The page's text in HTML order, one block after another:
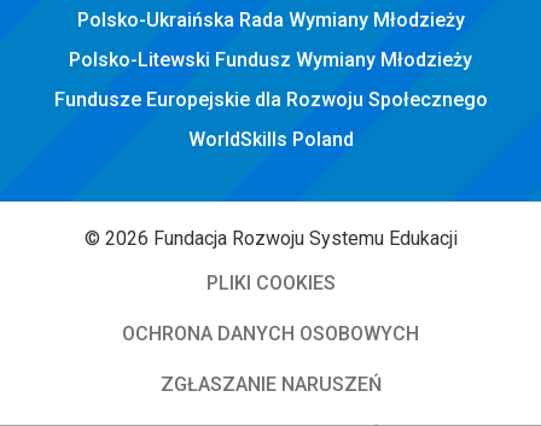
Polsko-Ukraińska Rada Wymiany Młodzieży
Polsko-Litewski Fundusz Wymiany Młodzieży
Fundusze Europejskie dla Rozwoju Społecznego
WorldSkills Poland
© 2026 Fundacja Rozwoju Systemu Edukacji
PLIKI COOKIES
OCHRONA DANYCH OSOBOWYCH
ZGŁASZANIE NARUSZEŃ